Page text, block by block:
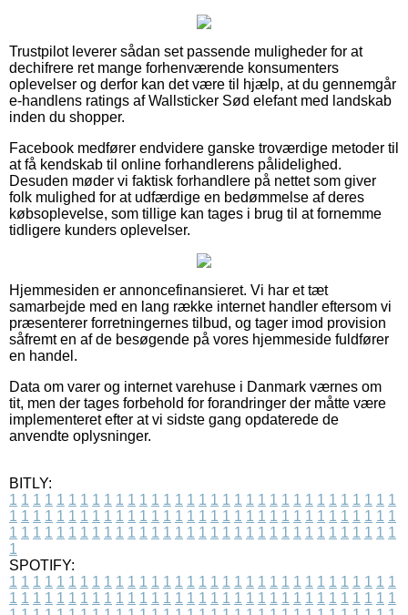
Trustpilot leverer sådan set passende muligheder for at
dechifrere ret mange forhenværende konsumenters
oplevelser og derfor kan det være til hjælp, at du gennemgår
e-handlens ratings af Wallsticker Sød elefant med landskab
inden du shopper.
Facebook medfører endvidere ganske troværdige metoder til
at få kendskab til online forhandlerens pålidelighed.
Desuden møder vi faktisk forhandlere på nettet som giver
folk mulighed for at udfærdige en bedømmelse af deres
købsoplevelse, som tillige kan tages i brug til at fornemme
tidligere kunders oplevelser.
Hjemmesiden er annoncefinansieret. Vi har et tæt
samarbejde med en lang række internet handler eftersom vi
præsenterer forretningernes tilbud, og tager imod provision
såfremt en af de besøgende på vores hjemmeside fuldfører
en handel.
Data om varer og internet varehuse i Danmark værnes om
tit, men der tages forbehold for forandringer der måtte være
implementeret efter at vi sidste gang opdaterede de
anvendte oplysninger.
BITLY:
1 1 1 1 1 1 1 1 1 1 1 1 1 1 1 1 1 1 1 1 1 1 1 1 1 1 1 1 1 1 1 1 1
1 1 1 1 1 1 1 1 1 1 1 1 1 1 1 1 1 1 1 1 1 1 1 1 1 1 1 1 1 1 1 1 1
1 1 1 1 1 1 1 1 1 1 1 1 1 1 1 1 1 1 1 1 1 1 1 1 1 1 1 1 1 1 1 1 1
1
SPOTIFY:
1 1 1 1 1 1 1 1 1 1 1 1 1 1 1 1 1 1 1 1 1 1 1 1 1 1 1 1 1 1 1 1 1
1 1 1 1 1 1 1 1 1 1 1 1 1 1 1 1 1 1 1 1 1 1 1 1 1 1 1 1 1 1 1 1 1